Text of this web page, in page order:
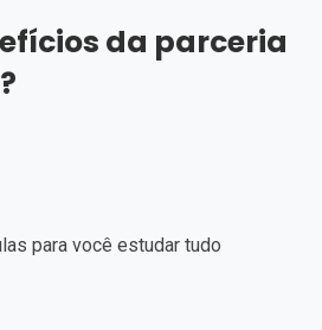
da parceria
para você estudar tudo